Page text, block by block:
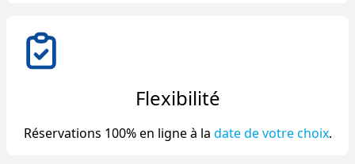
Flexibilité
Réservations 100% en ligne à la date de votre choix.